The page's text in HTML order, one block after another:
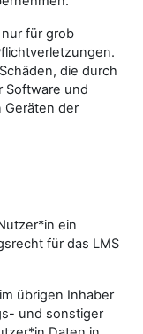
für grob
die durch
Software und
Geräten der
ein
für das LMS
übrigen Inhaber
und sonstiger